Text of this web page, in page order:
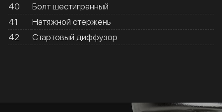
40
Болт шестигранный
41
Натяжной стержень
42
Стартовый диффузор